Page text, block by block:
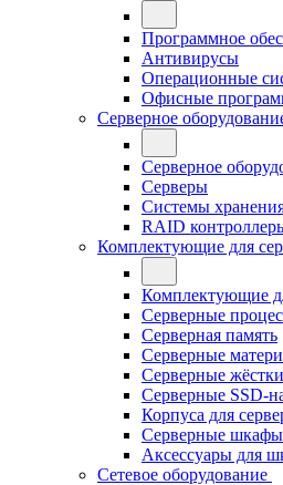
Программное
Антивирусы
Операционные
Офисные
Серверное
Серверное
Серверы
Системы
RAID
Комплектующие для
Комплектующие
Серверные
Серверная память
Серверные
Серверные
Серверные SSD-
Корпуса для
Серверные шкафы
Аксессуары для
Сетевое оборудование